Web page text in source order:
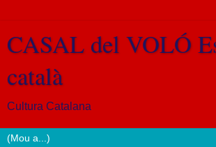
CASAL del VOLÓ
català
Cultura Catalana